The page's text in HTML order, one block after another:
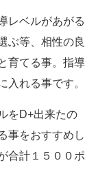
レベルがあがる
ぶ等、相性の良
育てる事。指導
入れる事です。
をD+出来たの
事をおすすめし
合計１５００ポ